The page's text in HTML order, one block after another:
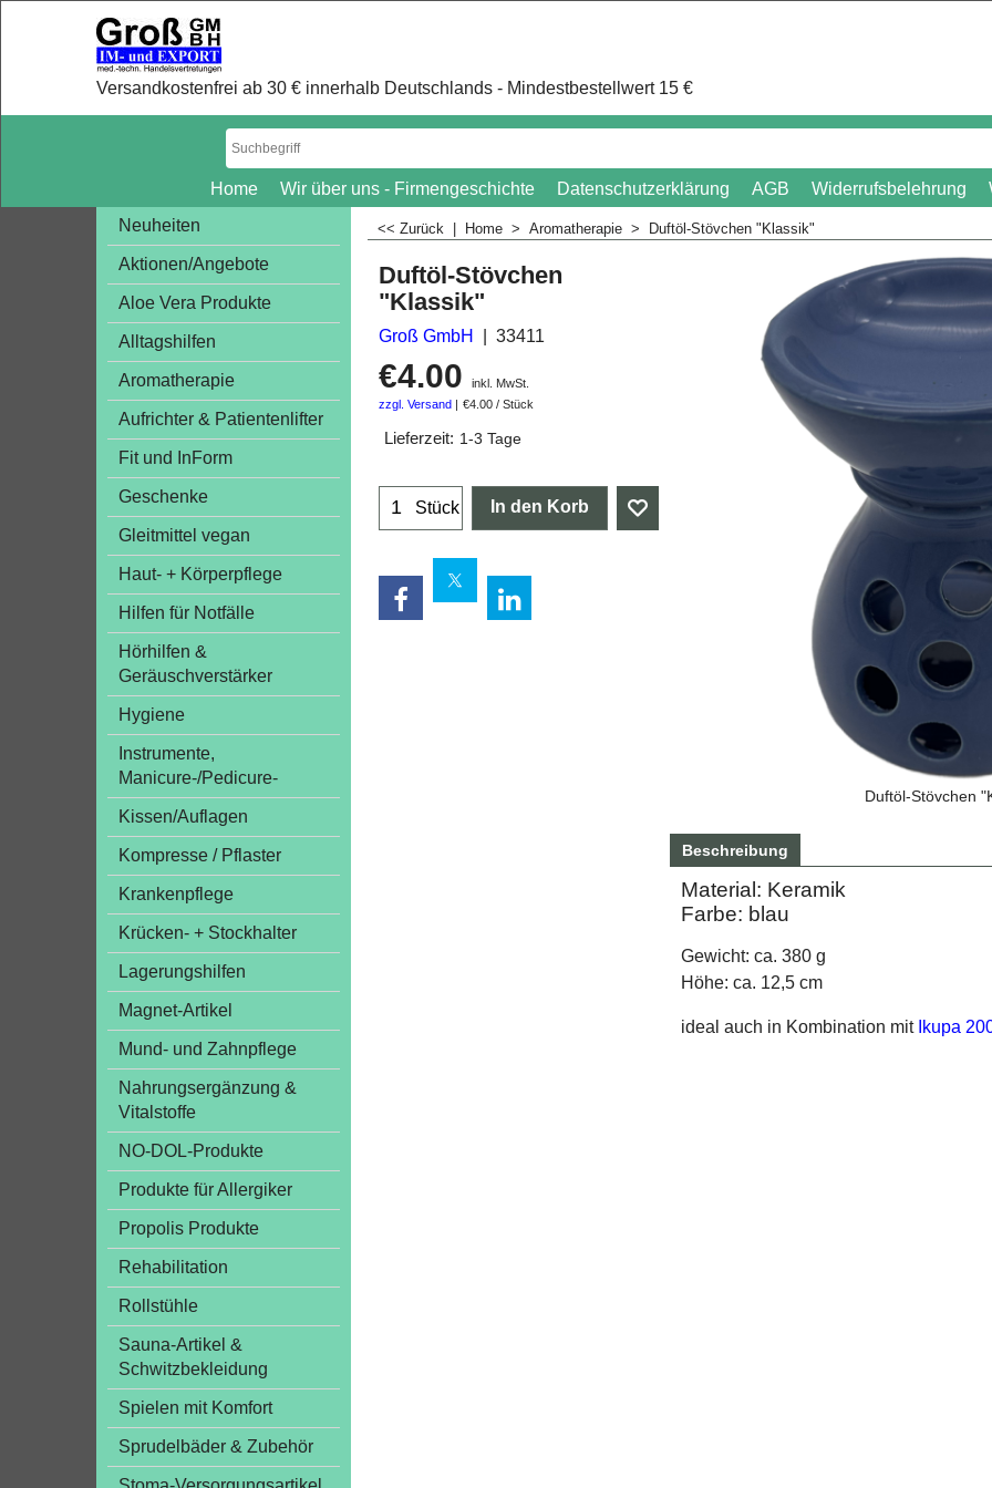
Versandkostenfrei ab 30 € innerhalb Deutschlands - Mindestbestellwert 15 €
Home Wir über uns - Firmengeschichte Datenschutzerklärung AGB Widerrufsbelehrung
Neuheiten
Aktionen/Angebote
Aloe Vera Produkte
Alltagshilfen
Aromatherapie
Aufrichter & Patientenlifter
Fit und InForm
Geschenke
Gleitmittel vegan
Haut- + Körperpflege
Hilfen für Notfälle
Hörhilfen &
Geräuschverstärker
Hygiene
Instrumente,
Manicure-/Pedicure-
Kissen/Auflagen
Kompresse / Pflaster
Krankenpflege
Krücken- + Stockhalter
Lagerungshilfen
Magnet-Artikel
Mund- und Zahnpflege
Nahrungsergänzung &
Vitalstoffe
NO-DOL-Produkte
Produkte für Allergiker
Propolis Produkte
Rehabilitation
Rollstühle
Sauna-Artikel &
Schwitzbekleidung
Spielen mit Komfort
Sprudelbäder & Zubehör
<< Zurück Home > Aromatherapie > Duftöl-Stövchen "Klassik"
Duftöl-Stövchen
Duftöl-Stövchen
"Klassik"
Groß GmbH 33411
€4.00
inkl. MwSt.
zzgl. Versand
€4.00 / Stück
Lieferzeit: 1-3 Tage
Stück In den Korb
Beschreibung
Material: Keramik
Farbe: blau
Gewicht: ca. 380 g
Höhe: ca. 12,5 cm
ideal auch in Kombination mit Ikupa